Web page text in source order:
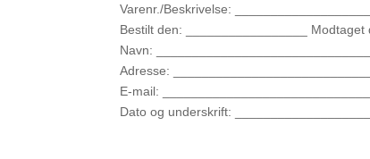
Varenr./Beskrivelse:
Bestilt den: _________________ Modtaget
Navn:
Adresse:
E-mail:
Dato og underskrift: